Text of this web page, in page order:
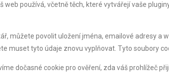
používá, včetně těch, které vytvářejí vaše
můžete povolit uložení jména, emailové adresy a
muset tyto údaje znovu vyplňovat. Tyto soubory
dočasné cookie pro ověření, zda váš prohlížeč